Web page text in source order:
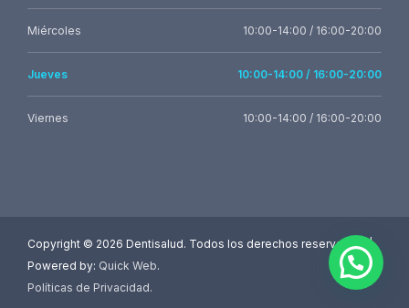
Miércoles 10:00-14:00 / 16:00-20:00
Jueves 10:00-14:00 / 16:00-20:00
Viernes 10:00-14:00 / 16:00-20:00
Copyright © 2026 Dentisalud. Todos los derechos reservados. |
Powered by: Quick Web.
Políticas de Privacidad.